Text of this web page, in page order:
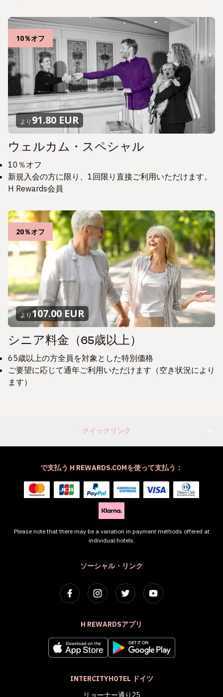
10％オフ
より 91.80 EUR
ウェルカム・スペシャル
10％オフ
新規入会の方に限り、1回限り直接ご利用いただけます。
H Rewards会員
20％オフ
より 107.00 EUR
シニア料金（65歳以上）
65歳以上の方全員を対象とした特別価格
ご要望に応じて通年ご利用いただけます（空き状況により
ます）
クイックリンク
ソーシャル・リンク
H REWARDSアプリ
INTERCITYHOTEL ドイツ
リョーナー通り25
で支払う H REWARDS.COMを使って支払う：
Please note that there may be a variation in payment methods offered at
individual hotels.